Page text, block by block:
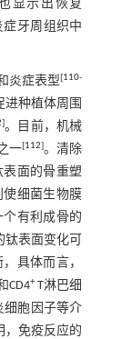
显示出恢复
症牙周组织中
炎症表型[110-
进种植体周围
]。目前，机械
一[112]。清除
面的骨重塑
细菌生物膜
有利成骨的
表面变化可
具体而言，
CD4+T淋巴细
细胞因子等介
，免疫反应的